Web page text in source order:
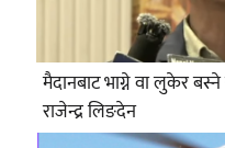
मैदानबाट भाग्ने वा लुकेर
राजेन्द्र लिङदेन